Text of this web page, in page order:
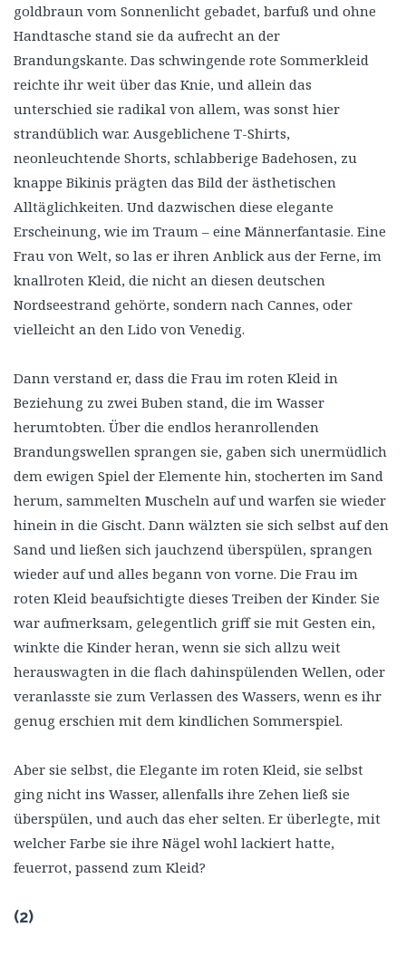
goldbraun vom Sonnenlicht gebadet, barfuß und ohne
Handtasche stand sie da aufrecht an der
Brandungskante. Das schwingende rote Sommerkleid
reichte ihr weit über das Knie, und allein das
unterschied sie radikal von allem, was sonst hier
strandüblich war. Ausgeblichene T-Shirts,
neonleuchtende Shorts, schlabberige Badehosen, zu
knappe Bikinis prägten das Bild der ästhetischen
Alltäglichkeiten. Und dazwischen diese elegante
Erscheinung, wie im Traum – eine Männerfantasie. Eine
Frau von Welt, so las er ihren Anblick aus der Ferne, im
knallroten Kleid, die nicht an diesen deutschen
Nordseestrand gehörte, sondern nach Cannes, oder
vielleicht an den Lido von Venedig.
Dann verstand er, dass die Frau im roten Kleid in
Beziehung zu zwei Buben stand, die im Wasser
herumtobten. Über die endlos heranrollenden
Brandungswellen sprangen sie, gaben sich unermüdlich
dem ewigen Spiel der Elemente hin, stocherten im Sand
herum, sammelten Muscheln auf und warfen sie wieder
hinein in die Gischt. Dann wälzten sie sich selbst auf den
Sand und ließen sich jauchzend überspülen, sprangen
wieder auf und alles begann von vorne. Die Frau im
roten Kleid beaufsichtigte dieses Treiben der Kinder. Sie
war aufmerksam, gelegentlich griff sie mit Gesten ein,
winkte die Kinder heran, wenn sie sich allzu weit
herauswagten in die flach dahinspülenden Wellen, oder
veranlasste sie zum Verlassen des Wassers, wenn es ihr
genug erschien mit dem kindlichen Sommerspiel.
Aber sie selbst, die Elegante im roten Kleid, sie selbst
ging nicht ins Wasser, allenfalls ihre Zehen ließ sie
überspülen, und auch das eher selten. Er überlegte, mit
welcher Farbe sie ihre Nägel wohl lackiert hatte,
feuerrot, passend zum Kleid?
(2)